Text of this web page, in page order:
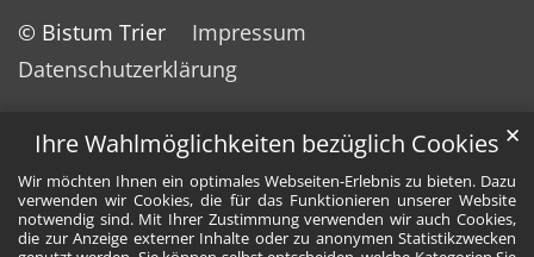
Ihre Wahlmöglichkeiten bezüglich Cookies
Wir möchten Ihnen ein optimales Webseiten-Erlebnis zu bieten. Dazu
verwenden wir Cookies, die für das Funktionieren unserer Website
notwendig sind. Mit Ihrer Zustimmung verwenden wir auch Cookies,
die zur Anzeige externer Inhalte oder zu anonymen Statistikzwecken
✕
© Bistum Trier
Impressum
Datenschutzerklärung